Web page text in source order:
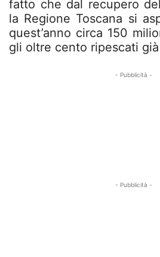
fatto che dal recupero
la Regione Toscana si
quest’anno circa 150
gli oltre cento ripescati già
- Pubblicità -
- Pubblicità -